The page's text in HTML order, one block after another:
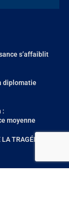
s’affaiblit
diplomatie
:
moyenne
TRAGÉDIE?